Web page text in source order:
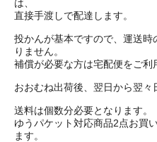
は、
直接手渡しで配達します。
投かんが基本ですので、運送
りません。
補償が必要な方は宅配便をご利
おおむね出荷後、翌日から翌々
送料は個数分必要となります。
ゆうパケット対応商品2点お買
ます。